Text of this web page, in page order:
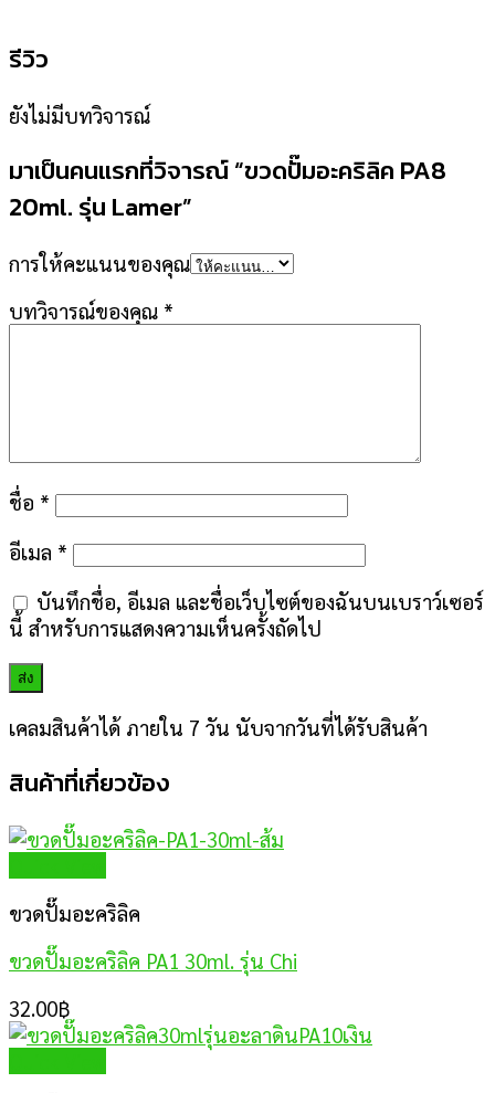
รีวิว
ยังไม่มีบทวิจารณ์
มาเป็นคนแรกที่วิจารณ์ “ขวดปั๊มอะคริลิค PA8
20ml. รุ่น Lamer”
การให้คะแนนของคุณ
บทวิจารณ์ของคุณ *
ชื่อ *
อีเมล *
บันทึกชื่อ, อีเมล และชื่อเว็บไซต์ของฉันบนเบราว์เซอร์
นี้ สำหรับการแสดงความเห็นครั้งถัดไป
เคลมสินค้าได้ ภายใน 7 วัน นับจากวันที่ได้รับสินค้า
สินค้าที่เกี่ยวข้อง
ขวดปั๊มอะคริลิค
ขวดปั๊มอะคริลิค PA1 30ml. รุ่น Chi
32.00฿